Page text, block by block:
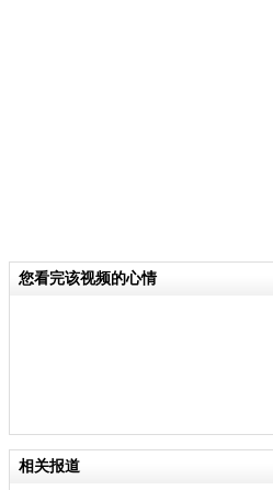
您看完该视频的心情
相关报道